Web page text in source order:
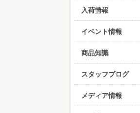
入荷情報
イベント情報
商品知識
スタッフブログ
メディア情報